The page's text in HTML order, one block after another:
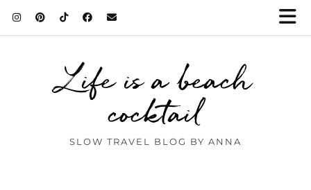
Life is a beach
cocktail
SLOW TRAVEL BLOG BY ANNA